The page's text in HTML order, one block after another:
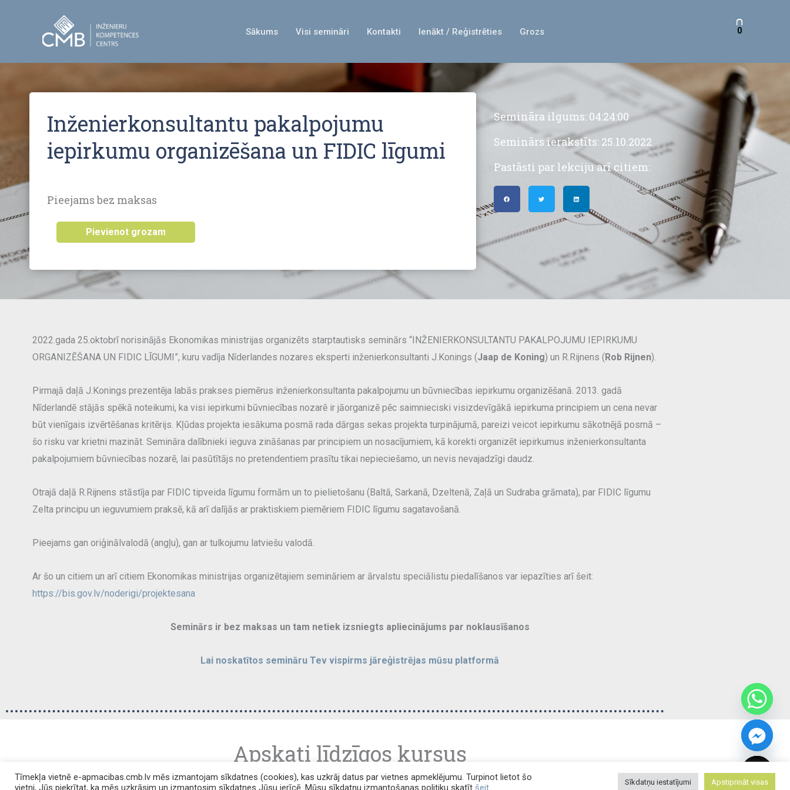
Sākums Visi semināri Kontakti Ienākt / Reģistrēties Grozs 0
Inženierkonsultantu pakalpojumu
iepirkumu organizēšana un FIDIC līgumi
Pieejams bez maksas
Inženierkonsultantu
organizēšana
un
daudzums
Pievienot grozam
Semināra ilgums: 04:24:00
Seminārs ierakstīts: 25.10.2022
Pastāsti par lekciju arī citiem:
2022.gada 25.oktobrī norisinājās Ekonomikas ministrijas organizēts starptautisks seminārs “INŽENIERKONSULTANTU PAKALPOJUMU IEPIRKUMU
ORGANIZĒŠANA UN FIDIC LĪGUMI”, kuru vadīja Nīderlandes nozares eksperti inženierkonsultanti J.Konings (Jaap de Koning) un R.Rijnens ( Rob Rijnen).
Pirmajā daļā J.Konings prezentēja labās prakses piemērus inženierkonsultanta pakalpojumu un būvniecības iepirkumu organizēšanā. 2013. gadā
Nīderlandē stājās spēkā noteikumi, ka visi iepirkumi būvniecības nozarē ir jāorganizē pēc saimnieciski visizdevīgākā iepirkuma principiem un cena nevar
būt vienīgais izvērtēšanas kritērijs. Kļūdas projekta iesākuma posmā rada dārgas sekas projekta turpinājumā, pareizi veicot iepirkumu sākotnējā posmā –
šo risku var krietni mazināt. Semināra dalībnieki ieguva zināšanas par principiem un nosacījumiem, kā korekti organizēt iepirkumus inženierkonsultanta
pakalpojumiem būvniecības nozarē, lai pasūtītājs no pretendentiem prasītu tikai nepieciešamo, un nevis nevajadzīgi daudz.
Otrajā daļā R.Rijnens stāstīja par FIDIC tipveida līgumu formām un to pielietošanu (Baltā, Sarkanā, Dzeltenā, Zaļā un Sudraba grāmata), par FIDIC līgumu
Zelta principu un ieguvumiem praksē, kā arī dalījās ar praktiskiem piemēriem FIDIC līgumu sagatavošanā.
Pieejams gan oriģinālvalodā (angļu), gan ar tulkojumu latviešu valodā.
Ar šo un citiem un arī citiem Ekonomikas ministrijas organizētajiem semināriem ar ārvalstu speciālistu piedalīšanos var iepazīties arī šeit:
https://bis.gov.lv/noderigi/projektesana
Seminārs ir bez maksas un tam netiek izsniegts apliecinājums par noklausīšanos
Lai noskatītos semināru Tev vispirms jāreģistrējas mūsu platformā
Apskati līdzīgos kursus
Tīmekļa vietnē e-apmacibas.cmb.lv mēs izmantojam sīkdatnes (cookies), kas uzkrāj datus par vietnes apmeklējumu. Turpinot lietot šo
vietni, Jūs piekrītat, ka mēs uzkrāsim un izmantosim sīkdatnes Jūsu ierīcē. Mūsu sīkdatņu izmantošanas politiku skatīt šeit Sīkdatņu iestatījumi Apstiprināt visas
Hide
chaty